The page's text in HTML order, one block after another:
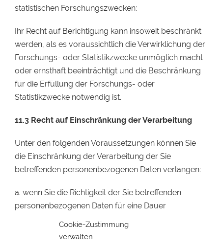
Cookie-Zustimmung
verwalten
statistischen Forschungszwecken:
Ihr Recht auf Berichtigung kann insoweit beschränkt
werden, als es voraussichtlich die Verwirklichung der
Forschungs- oder Statistikzwecke unmöglich macht
oder ernsthaft beeinträchtigt und die Beschränkung
für die Erfüllung der Forschungs- oder
Statistikzwecke notwendig ist.
11.3 Recht auf Einschränkung der Verarbeitung
Unter den folgenden Voraussetzungen können Sie
die Einschränkung der Verarbeitung der Sie
betreffenden personenbezogenen Daten verlangen:
a. wenn Sie die Richtigkeit der Sie betreffenden
personenbezogenen Daten für eine Dauer
die Richtigkeit der personenbezogenen Daten zu